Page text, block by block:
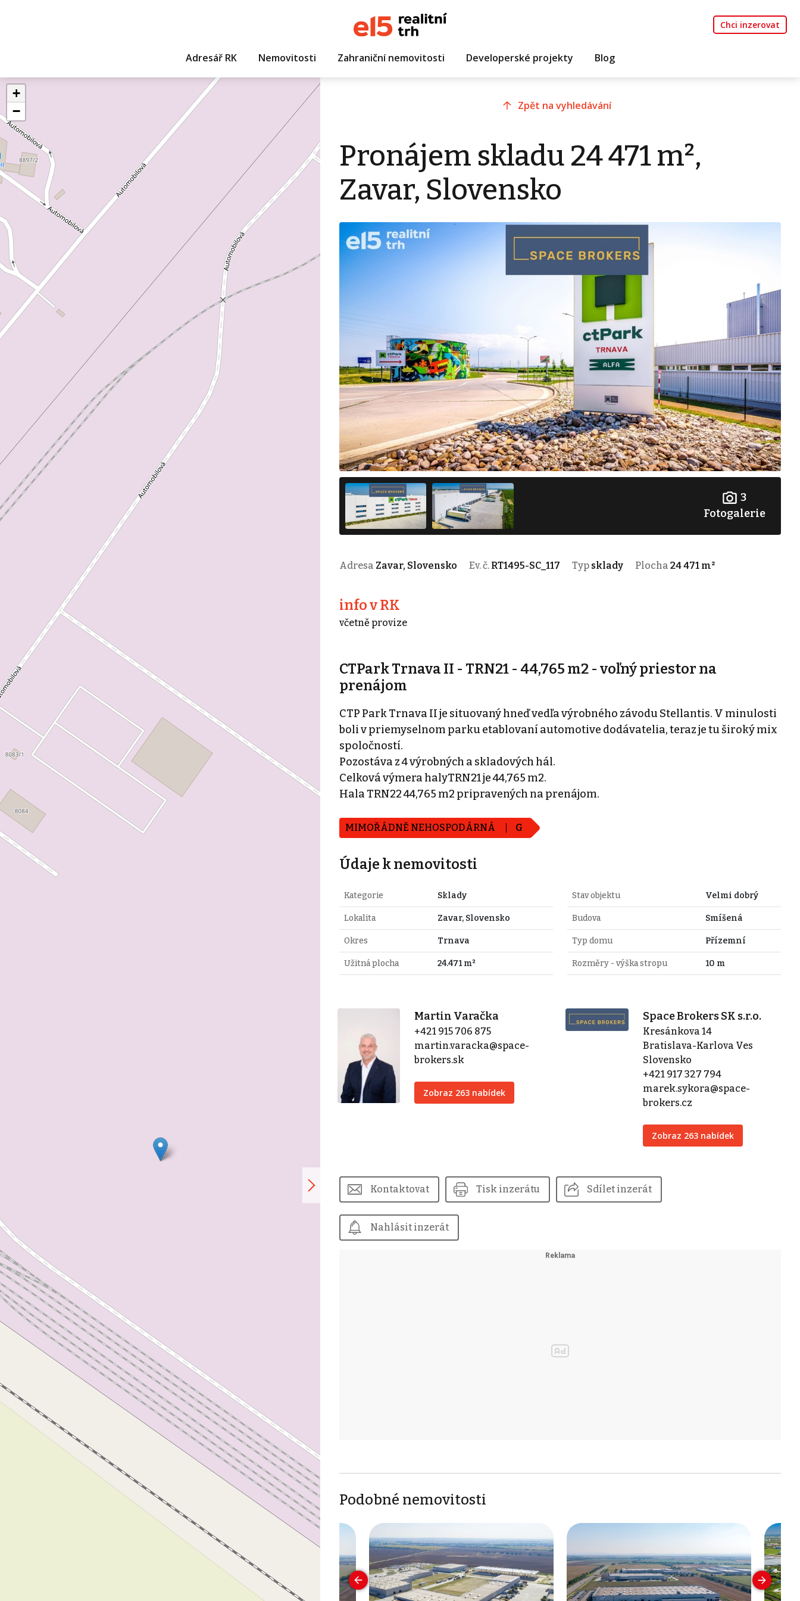
Chci inzerovat
Adresář RK Nemovitosti Zahraniční nemovitosti Developerské projekty Blog
+
−
Zpět na vyhledávání
Pronájem skladu 24 471 m²,
Zavar, Slovensko
3
Fotogalerie
Adresa Zavar, Slovensko Ev. č. RT1495-SC_117 Typ sklady Plocha 24 471 m²
info v RK
včetně provize
CTPark Trnava II - TRN21 - 44,765 m2 - voľný priestor na
prenájom
CTP Park Trnava II je situovaný hneď vedľa výrobného závodu Stellantis. V minulosti
boli v priemyselnom parku etablovaní automotive dodávatelia, teraz je tu široký mix
spoločností.
Pozostáva z 4 výrobných a skladových hál.
Celková výmera halyTRN21 je 44,765 m2.
Hala TRN22 44,765 m2 pripravených na prenájom.
MIMOŘÁDNĚ NEHOSPODÁRNÁ G
Údaje k nemovitosti
Kategorie Sklady
Lokalita Zavar, Slovensko
Okres Trnava
Užitná plocha 24.471 m²
Stav objektu Velmi dobrý
Budova Smíšená
Typ domu Přízemní
Rozměry - výška stropu 10 m
Martin Varačka
+421 915 706 875
martin.varacka@space-
brokers.sk
Zobraz 263 nabídek
Space Brokers SK s.r.o.
Kresánkova 14
Bratislava-Karlova Ves
Slovensko
+421 917 327 794
marek.sykora@space-
brokers.cz
Zobraz 263 nabídek
Kontaktovat Tisk inzerátu Sdílet inzerát
Nahlásit inzerát
Podobné nemovitosti